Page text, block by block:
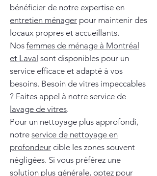
bénéficier de notre expertise en
entretien ménager pour maintenir des
locaux propres et accueillants.
Nos femmes de ménage à Montréal
et Laval sont disponibles pour un
service efficace et adapté à vos
besoins. Besoin de vitres impeccables
? Faites appel à notre service de
lavage de vitres.
Pour un nettoyage plus approfondi,
notre service de nettoyage en
profondeur cible les zones souvent
négligées. Si vous préférez une
solution plus générale, optez pour